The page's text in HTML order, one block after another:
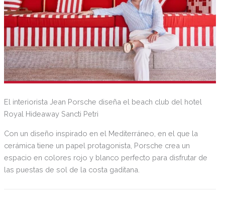
El interiorista Jean Porsche diseña el beach club del hotel
Royal Hideaway Sancti Petri
Con un diseño inspirado en el Mediterráneo, en el que la
cerámica tiene un papel protagonista, Porsche crea un
espacio en colores rojo y blanco perfecto para disfrutar de
las puestas de sol de la costa gaditana.